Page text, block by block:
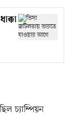
চ্যাম্পিয়ন